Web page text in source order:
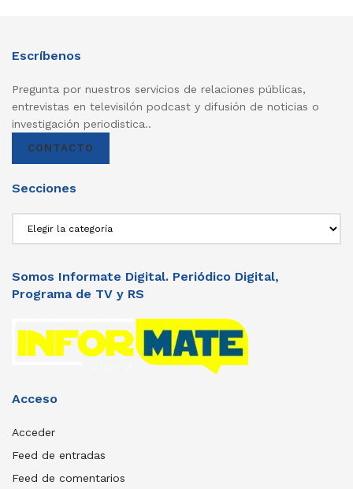
Escríbenos
Pregunta por nuestros servicios de relaciones públicas,
entrevistas en televisilón podcast y difusión de noticias o
investigación periodistica..
CONTACTO
Secciones
Somos Informate Digital. Periódico Digital,
Programa de TV y RS
Acceso
Acceder
Feed de entradas
Feed de comentarios